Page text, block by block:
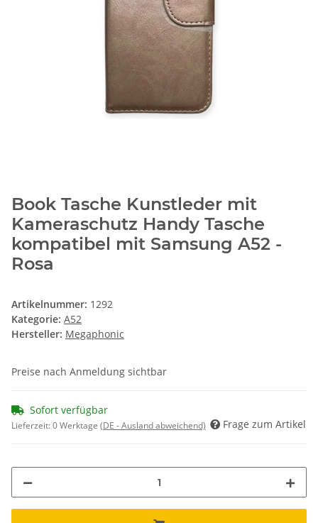
Book Tasche Kunstleder mit
Kameraschutz Handy Tasche
kompatibel mit Samsung A52 -
Rosa
Artikelnummer: 1292
Kategorie: A52
Hersteller: Megaphonic
Preise nach Anmeldung sichtbar
Sofort verfügbar
Lieferzeit:0 Werktage (DE - Ausland abweichend) Frage zum Artikel